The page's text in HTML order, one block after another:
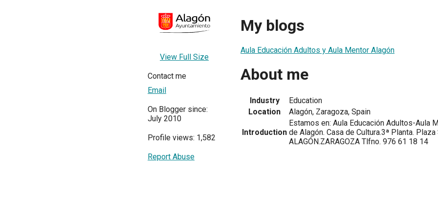
View Full Size
Contact me
Email
On Blogger since:
July 2010
Profile views: 1,582
Report Abuse
My blogs
Aula Educación Adultos y Aula Mentor Alagón
About me
Industry
Education
Location
Alagón, Zaragoza, Spain
Introduction
Estamos en: Aula Educación Adultos-Aula
de Alagón. Casa de Cultura.3ª Planta.
ALAGÓN.ZARAGOZA Tlfno. 976 61 18 14